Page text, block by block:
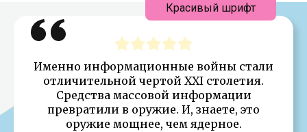
Именно информационные войны стали
отличительной чертой XXI столетия.
Средства массовой информации
превратили в оружие. И, знаете, это
оружие мощнее, чем ядерное.
Красивый шрифт